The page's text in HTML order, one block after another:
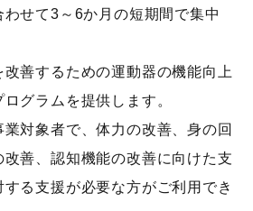
せて3～6か月の短期間で集中
善するための運動器の機能向上
グラムを提供します。
対象者で、体力の改善、身の回
改善、認知機能の改善に向けた支
る支援が必要な方がご利用でき